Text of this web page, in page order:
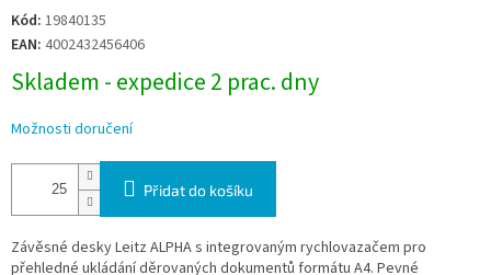
Měrná
cena:
Kód: 19840135
EAN: 4002432456406
Skladem - expedice 2 prac. dny
Možnosti doručení
Přidat do košíku
Závěsné desky Leitz ALPHA s integrovaným rychlovazačem pro
přehledné ukládání děrovaných dokumentů formátu A4. Pevné